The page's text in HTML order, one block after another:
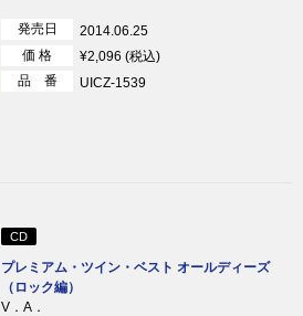
発売日
2014.06.25
価 格
¥2,096 (税込)
品 番
UICZ-1539
CD
プレミアム・ツイン・ベスト オールディーズ
（ロック編）
V．A．